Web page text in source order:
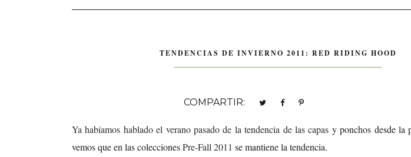
TENDENCIAS DE INVIERNO 2011: RED RIDING HOOD
COMPARTIR:
Ya habíamos hablado el verano pasado de la tendencia de las capas y ponchos desde la
vemos que en las coleccionesPre-Fall 2011 se mantiene la tendencia.